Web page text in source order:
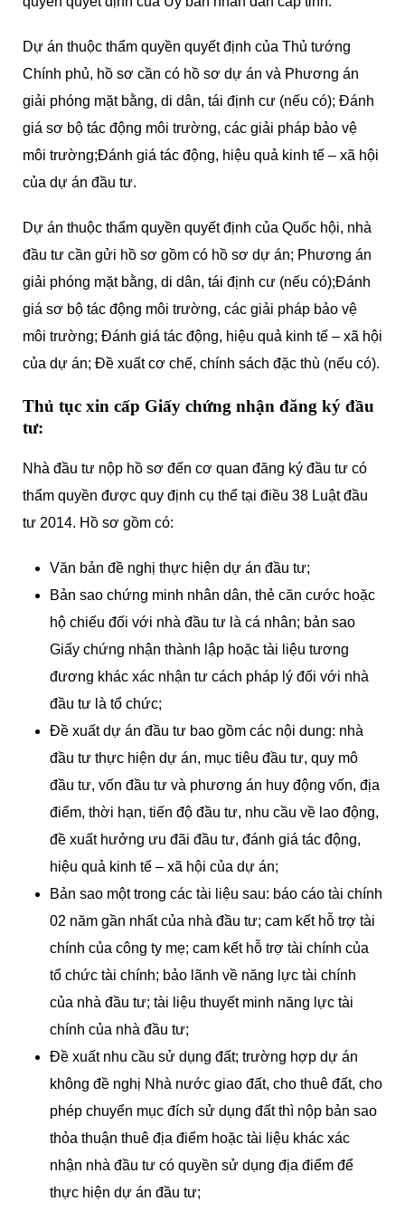
Dự án thuộc thẩm quyền quyết định của Thủ tướng
Chính phủ, hồ sơ cần có hồ sơ dự án và Phương án
giải phóng mặt bằng, di dân, tái định cư (nếu có); Đánh
giá sơ bộ tác động môi trường, các giải pháp bảo vệ
môi trường;Đánh giá tác động, hiệu quả kinh tế – xã hội
của dự án đầu tư.
Dự án thuộc thẩm quyền quyết định của Quốc hội, nhà
đầu tư cần gửi hồ sơ gồm có hồ sơ dự án; Phương án
giải phóng mặt bằng, di dân, tái định cư (nếu có);Đánh
giá sơ bộ tác động môi trường, các giải pháp bảo vệ
môi trường; Đánh giá tác động, hiệu quả kinh tế – xã hội
của dự án; Đề xuất cơ chế, chính sách đặc thù (nếu có).
Thủ tục xin cấp Giấy chứng nhận đăng ký đầu
tư:
Nhà đầu tư nộp hồ sơ đến cơ quan đăng ký đầu tư có
thẩm quyền được quy định cụ thể tại điều 38 Luật đầu
tư 2014. Hồ sơ gồm có:
Văn bản đề nghị thực hiện dự án đầu tư;
Bản sao chứng minh nhân dân, thẻ căn cước hoặc
hộ chiếu đối với nhà đầu tư là cá nhân; bản sao
Giấy chứng nhận thành lập hoặc tài liệu tương
đương khác xác nhận tư cách pháp lý đối với nhà
đầu tư là tổ chức;
Đề xuất dự án đầu tư bao gồm các nội dung: nhà
đầu tư thực hiện dự án, mục tiêu đầu tư, quy mô
đầu tư, vốn đầu tư và phương án huy động vốn, địa
điểm, thời hạn, tiến độ đầu tư, nhu cầu về lao động,
đề xuất hưởng ưu đãi đầu tư, đánh giá tác động,
hiệu quả kinh tế – xã hội của dự án;
Bản sao một trong các tài liệu sau: báo cáo tài chính
02 năm gần nhất của nhà đầu tư; cam kết hỗ trợ tài
chính của công ty mẹ; cam kết hỗ trợ tài chính của
tổ chức tài chính; bảo lãnh về năng lực tài chính
của nhà đầu tư; tài liệu thuyết minh năng lực tài
chính của nhà đầu tư;
Đề xuất nhu cầu sử dụng đất; trường hợp dự án
không đề nghị Nhà nước giao đất, cho thuê đất, cho
phép chuyển mục đích sử dụng đất thì nộp bản sao
thỏa thuận thuê địa điểm hoặc tài liệu khác xác
nhận nhà đầu tư có quyền sử dụng địa điểm để
thực hiện dự án đầu tư;